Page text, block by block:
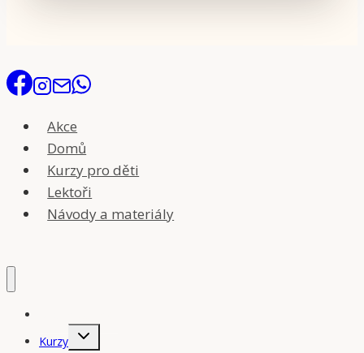
Akce
Domů
Kurzy pro děti
Lektoři
Návody a materiály
Kurzy
Toggle